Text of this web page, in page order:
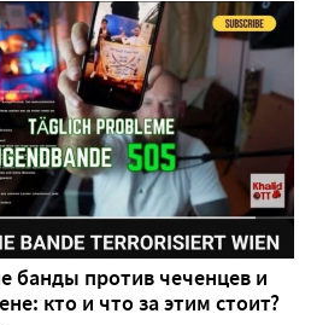
банды против чеченцев и
кто и что за этим стоит?